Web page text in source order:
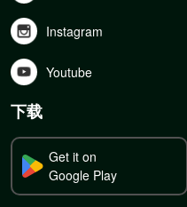
Instagram
Youtube
下载
Get it on
Google Play